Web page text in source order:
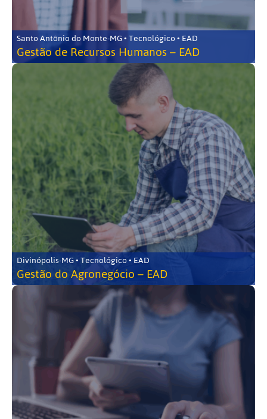
Santo Antônio do Monte-MG • Tecnológico • EAD
Gestão de Recursos Humanos – EAD
Divinópolis-MG • Tecnológico • EAD
Gestão do Agronegócio – EAD